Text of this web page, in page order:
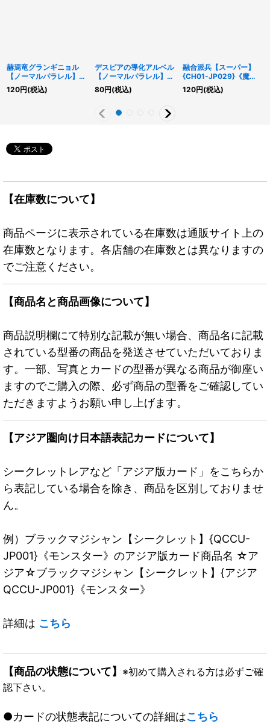
赫焉竜グランギニョル
【ノーマルパラレル】
{CH01-JP050}《融
合》
120円(税込)
デスピアの導化アルベル
【ノーマルパラレル】
{CH01-JP003}《モン
スター》
80円(税込)
融合派兵【スーパー】
{CH01-JP029}《魔
法》
120円(税込)
【在庫数について】
商品ページに表示されている在庫数は通販サイト上の
在庫数となります。各店舗の在庫数とは異なりますの
でご注意ください。
【商品名と商品画像について】
商品説明欄にて特別な記載が無い場合、商品名に記載
されている型番の商品を発送させていただいておりま
す。一部、写真とカードの型番が異なる商品が御座い
ますのでご購入の際、必ず商品の型番をご確認してい
ただきますようお願い申し上げます。
【アジア圏向け日本語表記カードについて】
シークレットレアなど「アジア版カード」をこちらか
ら表記している場合を除き、商品を区別しておりませ
ん。
例）ブラックマジシャン【シークレット】{QCCU-
JP001}《モンスター》のアジア版カード商品名 ☆ア
ジア☆ブラックマジシャン【シークレット】{アジア
QCCU-JP001}《モンスター》
詳細は こちら
【商品の状態について】 ※初めて購入される方は必ずご確
認下さい。
●カードの状態表記についての詳細はこちら